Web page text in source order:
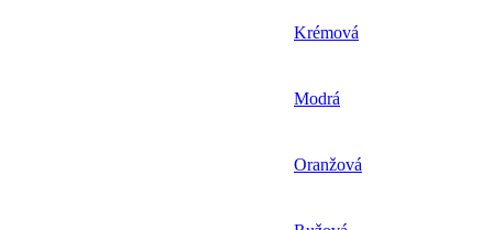
Krémová
Modrá
Oranžová